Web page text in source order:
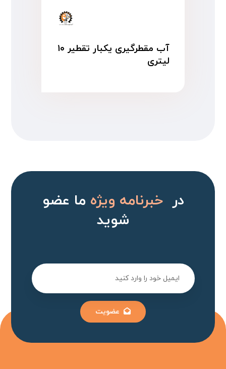
آب مقطرگیری یکبار تقطیر ۱۰
لیتری
درخبرنامه ویژهما عضو
شوید
عضویت